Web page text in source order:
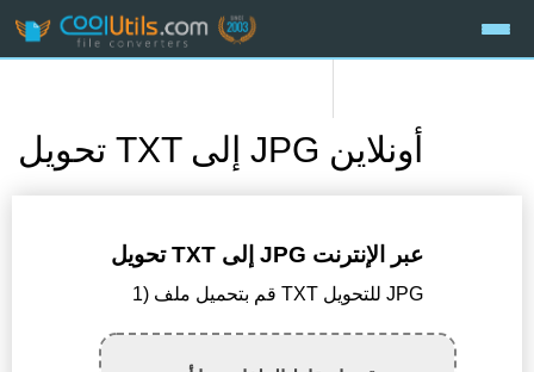
تحويل TXT إلى JPG أونلاين
تحويل TXT إلى JPG عبر الإنترنت
1) قم بتحميل ملف TXT للتحويل JPG